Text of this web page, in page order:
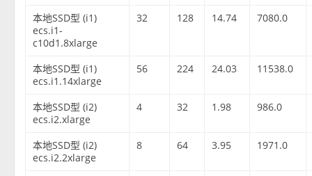
本地SSD型 (i1)
ecs.i1-
c10d1.8xlarge
32 128 14.74 7080.0
本地SSD型 (i1)
ecs.i1.14xlarge
56 224 24.03 11538.0
本地SSD型 (i2)
ecs.i2.xlarge
4 32 1.98 986.0
本地SSD型 (i2)
ecs.i2.2xlarge
8 64 3.95 1971.0